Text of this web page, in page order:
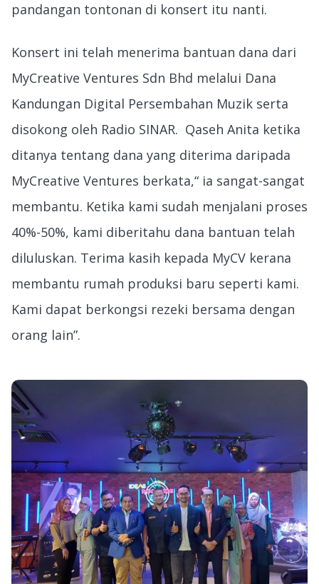
pandangan tontonan di konsert itu nanti.
Konsert ini telah menerima bantuan dana dari
MyCreative Ventures Sdn Bhd melalui Dana
Kandungan Digital Persembahan Muzik serta
disokong oleh Radio SINAR. Qaseh Anita ketika
ditanya tentang dana yang diterima daripada
MyCreative Ventures berkata,“ ia sangat-sangat
membantu. Ketika kami sudah menjalani proses
40%-50%, kami diberitahu dana bantuan telah
diluluskan. Terima kasih kepada MyCV kerana
membantu rumah produksi baru seperti kami.
Kami dapat berkongsi rezeki bersama dengan
orang lain”.